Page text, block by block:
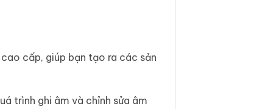
cấp, giúp bạn tạo ra các sản
trình ghi âm và chỉnh sửa âm